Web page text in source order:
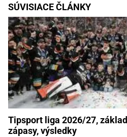
SÚVISIACE ČLÁNKY
Tipsport liga 2026/27,
zápasy, výsledky